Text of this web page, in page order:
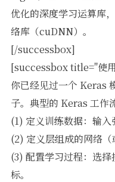
优化的深度学习运算库
络库（cuDNN）。
[/successbox]
[successbox title="使
你已经见过一个 Keras
子。典型的 Keras 工作
(1) 定义训练数据：输入
(2) 定义层组成的网络（
(3) 配置学习过程：选
标。